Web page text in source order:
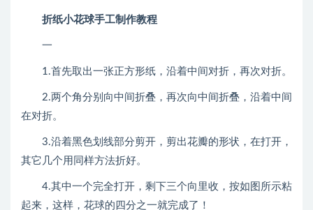
折纸小花球手工制作教程
一
1.首先取出一张正方形纸，沿着中间对折，再次对折。
2.两个角分别向中间折叠，再次向中间折叠，沿着中间
在对折。
3.沿着黑色划线部分剪开，剪出花瓣的形状，在打开，
其它几个用同样方法折好。
4.其中一个完全打开，剩下三个向里收，按如图所示粘
起来，这样，花球的四分之一就完成了！